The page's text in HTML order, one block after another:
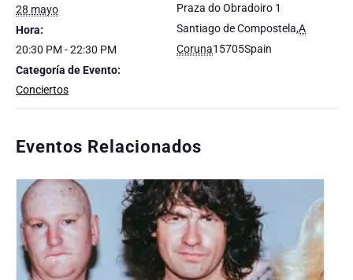
28 mayo
Hora:
20:30 PM - 22:30 PM
Categoría de Evento:
Conciertos
Praza do Obradoiro 1
Santiago de Compostela,A
Coruna15705Spain
Eventos Relacionados